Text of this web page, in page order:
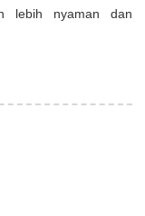
lebih nyaman dan